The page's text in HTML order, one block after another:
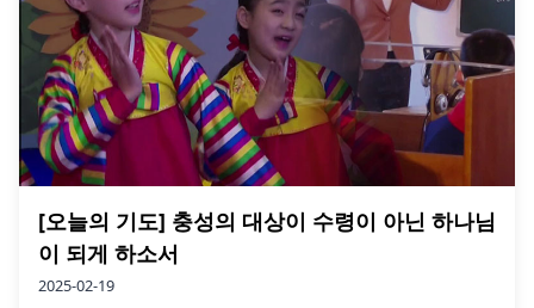
[오늘의 기도] 충성의 대상이 수령이 아닌 하나님
이 되게 하소서
2025-02-19